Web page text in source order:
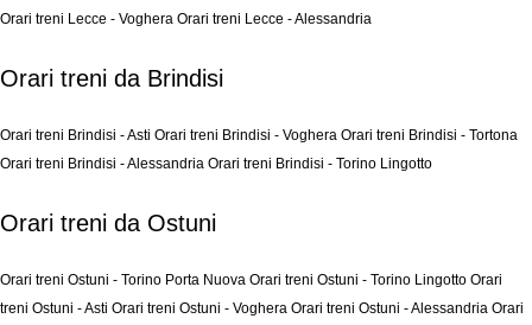
Orari treni Lecce - Voghera Orari treni Lecce - Alessandria
Orari treni da Brindisi
Orari treni Brindisi - Asti Orari treni Brindisi - Voghera Orari treni Brindisi - Tortona
Orari treni Brindisi - Alessandria Orari treni Brindisi - Torino Lingotto
Orari treni da Ostuni
Orari treni Ostuni - Torino Porta Nuova Orari treni Ostuni - Torino Lingotto Orari
treni Ostuni - Asti Orari treni Ostuni - Voghera Orari treni Ostuni - Alessandria Orari